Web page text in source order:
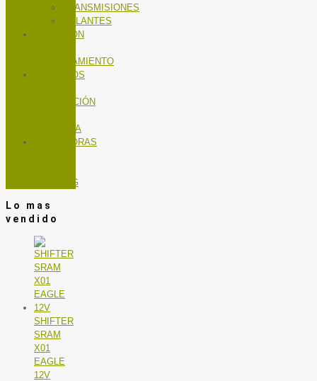
TRANSMISIONES
VOLANTES
NUTRICIÓN
ENTRENAMIENTO
SERVICIOS
MANTENCIÓN
BICICLETA
TROTADORAS
SPINNING
Lo mas
vendido
SHIFTER
SRAM
X01
EAGLE
12V